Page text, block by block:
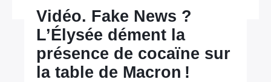
Vidéo. Fake News ?
L’Élysée dément la
présence de cocaïne sur
la table de Macron !